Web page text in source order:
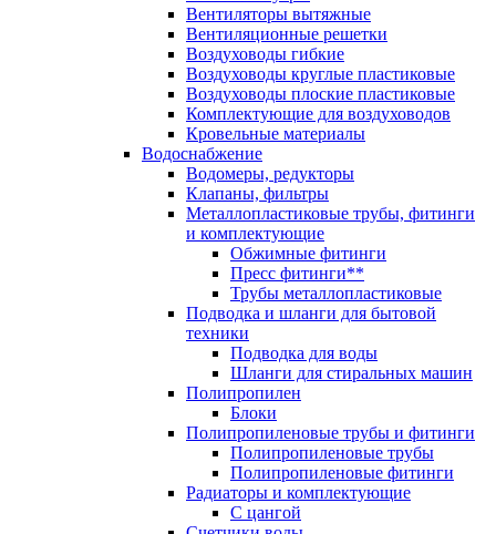
Вентиляторы вытяжные
Вентиляционные решетки
Воздуховоды гибкие
Воздуховоды круглые пластиковые
Воздуховоды плоские пластиковые
Комплектующие для воздуховодов
Кровельные материалы
Водоснабжение
Водомеры, редукторы
Клапаны, фильтры
Металлопластиковые трубы, фитинги
и комплектующие
Обжимные фитинги
Пресс фитинги**
Трубы металлопластиковые
Подводка и шланги для бытовой
техники
Подводка для воды
Шланги для стиральных машин
Полипропилен
Блоки
Полипропиленовые трубы и фитинги
Полипропиленовые трубы
Полипропиленовые фитинги
Радиаторы и комплектующие
С цангой